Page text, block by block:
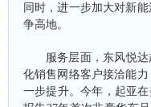
同时，进一步加大对新
争高地。
服务层面，东风悦
化销售网络客户接洽能
一步提升。今年，起亚